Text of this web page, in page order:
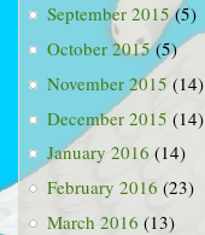
September 2015(5)
October 2015(5)
November 2015 (14)
December 2015 (14)
January 2016 (14)
February 2016 (23)
March 2016 (13)